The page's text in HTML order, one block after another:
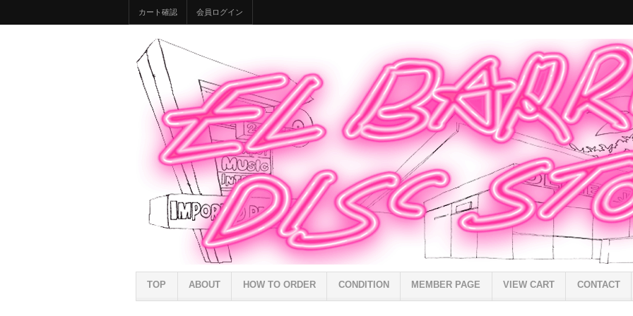
カート確認 会員ログイン
TOP ABOUT HOW TO ORDER CONDITION MEMBER PAGE VIEW CART CONTACT